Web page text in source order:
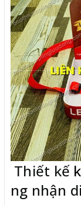
Thiết kế
ng nhận